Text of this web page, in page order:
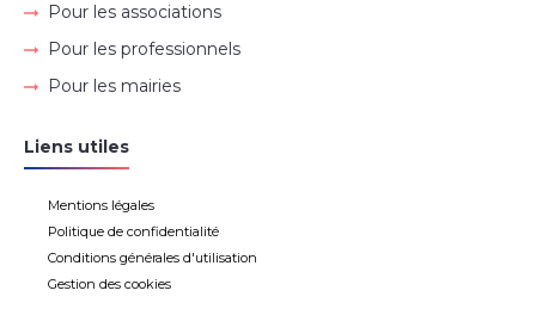
Pour les associations
Pour les professionnels
Pour les mairies
Liens utiles
Mentions légales
Politique de confidentialité
Conditions générales d'utilisation
Gestion des cookies